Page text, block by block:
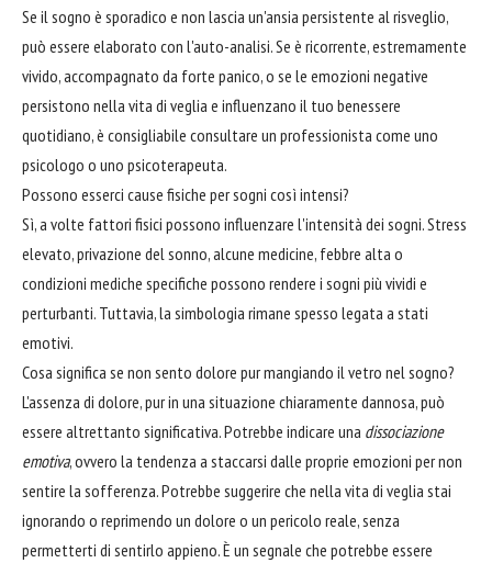
Se il sogno è sporadico e non lascia un'ansia persistente al risveglio,
può essere elaborato con l'auto-analisi. Se è ricorrente, estremamente
vivido, accompagnato da forte panico, o se le emozioni negative
persistono nella vita di veglia e influenzano il tuo benessere
quotidiano, è consigliabile consultare un professionista come uno
psicologo o uno psicoterapeuta.
Possono esserci cause fisiche per sogni così intensi?
Sì, a volte fattori fisici possono influenzare l'intensità dei sogni. Stress
elevato, privazione del sonno, alcune medicine, febbre alta o
condizioni mediche specifiche possono rendere i sogni più vividi e
perturbanti. Tuttavia, la simbologia rimane spesso legata a stati
emotivi.
Cosa significa se non sento dolore pur mangiando il vetro nel sogno?
L'assenza di dolore, pur in una situazione chiaramente dannosa, può
essere altrettanto significativa. Potrebbe indicare una dissociazione
emotiva, ovvero la tendenza a staccarsi dalle proprie emozioni per non
sentire la sofferenza. Potrebbe suggerire che nella vita di veglia stai
ignorando o reprimendo un dolore o un pericolo reale, senza
permetterti di sentirlo appieno. È un segnale che potrebbe essere